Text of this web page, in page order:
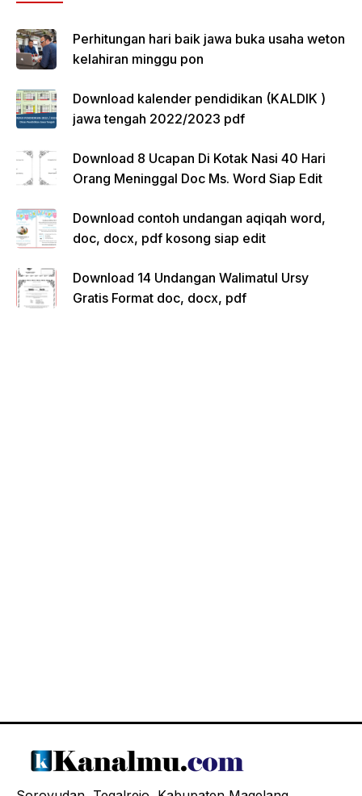
Perhitungan hari baik jawa buka usaha weton
kelahiran minggu pon
Download kalender pendidikan (KALDIK )
jawa tengah 2022/2023 pdf
Download 8 Ucapan Di Kotak Nasi 40 Hari
Orang Meninggal Doc Ms. Word Siap Edit
Download contoh undangan aqiqah word,
doc, docx, pdf kosong siap edit
Download 14 Undangan Walimatul Ursy
Gratis Format doc, docx, pdf